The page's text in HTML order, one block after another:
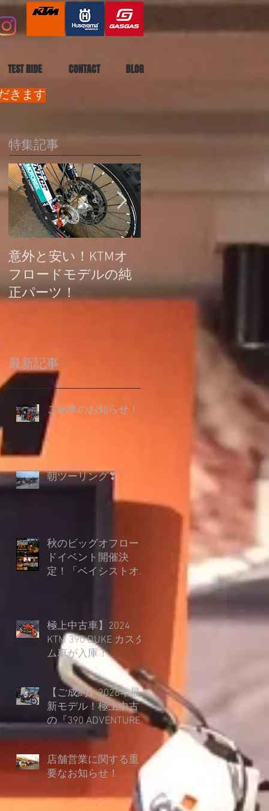
TEST RIDE CONTACT BLOG
きます
特集記事
意外と安い！KTMオ
フロードモデルの純
正パーツ！
公道走行不可モデル
最新記事
ご納車のお知らせ！
朝ツーリング❣
秋のビッグオフロー
ドイベント開催決
定！「ベイシストオ
極上中古車】2024
KTM 390 DUKE カスタ
ム車が入庫！
【ご成約】2026年最
新モデル！極上中古
の『390 ADVENTURE
R』を45mmローダウ
店舗営業に関する重
要なお知らせ！